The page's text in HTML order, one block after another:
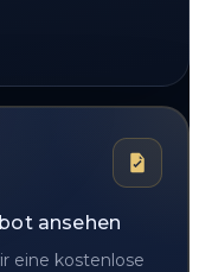
ansehen
eine kostenlose